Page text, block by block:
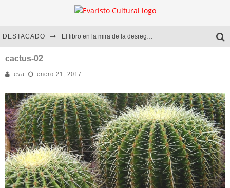
DESTACADO El libro en la mira de la desregulación
Diego Meret | Hotel Acapulco
Alejandra Correa | La nieve
cactus-02
eva enero 21, 2017